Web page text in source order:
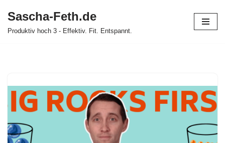
Zum
Sascha-Feth.de
Produktiv hoch 3 - Effektiv. Fit. Entspannt.